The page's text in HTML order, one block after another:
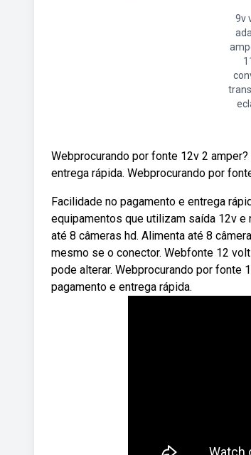
9v
Webprocurando por fonte 12v 2
entrega rápida. Webprocurando por
Facilidade no pagamento e entrega
equipamentos que utilizam saída 12v e
até 8 câmeras hd. Alimenta até 8
mesmo se o conector. Webfonte 12
pode alterar. Webprocurando por fonte
pagamento e entrega rápida.